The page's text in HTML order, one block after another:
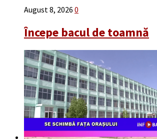
August 8, 2026 0
Începe bacul de toamnă